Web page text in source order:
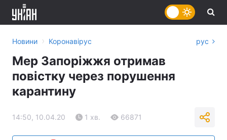
Новини › Коронавірус рус
Мер Запоріжжя отримав
повістку через порушення
карантину
14:50, 10.04.20 1 хв. 66871